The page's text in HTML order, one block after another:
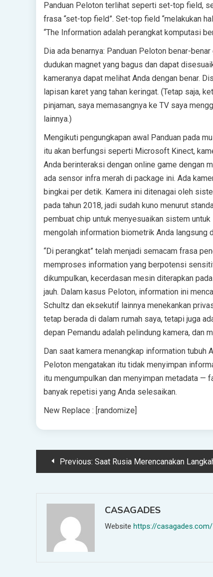
Panduan Peloton terlihat seperti set-top field,
frasa “set-top field”. Set-top field “melakukan
“The Information adalah perangkat komputasi
Dia ada benarnya: Panduan Peloton benar-
dudukan magnet yang bagus dan dapat
kameranya dapat melihat Anda dengan benar.
lapisan karet yang tahan keringat. (Tetap saja,
pinjaman, saya memasangnya ke TV saya
lainnya.)
Mengikuti pengungkapan awal Panduan pada
itu akan berfungsi seperti Microsoft Kinect,
Anda berinteraksi dengan online game dengan
ada sensor infra merah di package ini. Ada
bingkai per detik. Kamera ini ditenagai oleh
pada tahun 2018, jadi sudah kuno menurut
pembuat chip untuk menyesuaikan sistem
mengolah information biometrik Anda langsung
“Di perangkat” telah menjadi semacam frasa
memproses information yang berpotensi
dikumpulkan, kecerdasan mesin diterapkan
jauh. Dalam kasus Peloton, information ini
Schultz dan eksekutif lainnya menekankan
tetap berada di dalam rumah saya, tetapi juga
depan Pemandu adalah pelindung kamera, dan
Dan saat kamera menangkap information tubuh
Peloton mengatakan itu tidak menyimpan
itu mengumpulkan dan menyimpan metadata —
banyak repetisi yang Anda selesaikan.
New Replace : [randomize]
PostPrevious: Saat Rusia Merencanakan Langkah Selanjutnya, AI Mendengarkan
CASAGADES
Website https://casagades.com/